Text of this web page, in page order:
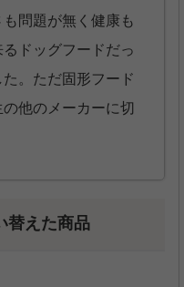
問題が無く健康も
ドッグフードだっ
。ただ固形フード
他のメーカーに切
替えた商品